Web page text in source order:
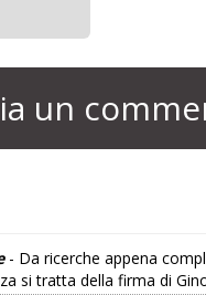
un
- Da ricerche appena
si tratta della firma di